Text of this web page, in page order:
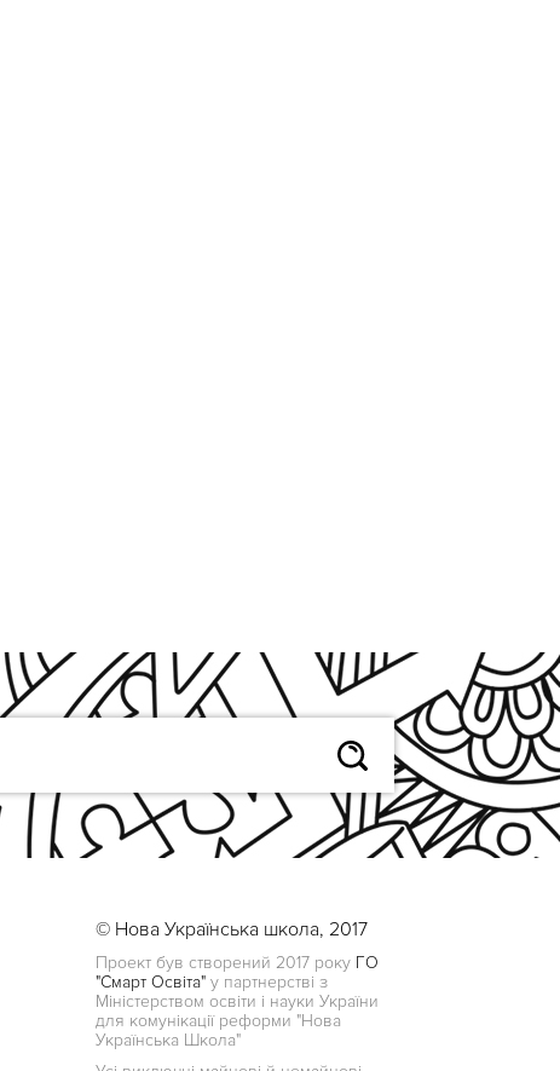
© Нова Українська школа, 2017
Проект був створений 2017 року ГО
"Смарт Освіта" у партнерстві з
Міністерством освіти і науки України
для комунікації реформи "Нова
Українська Школа"